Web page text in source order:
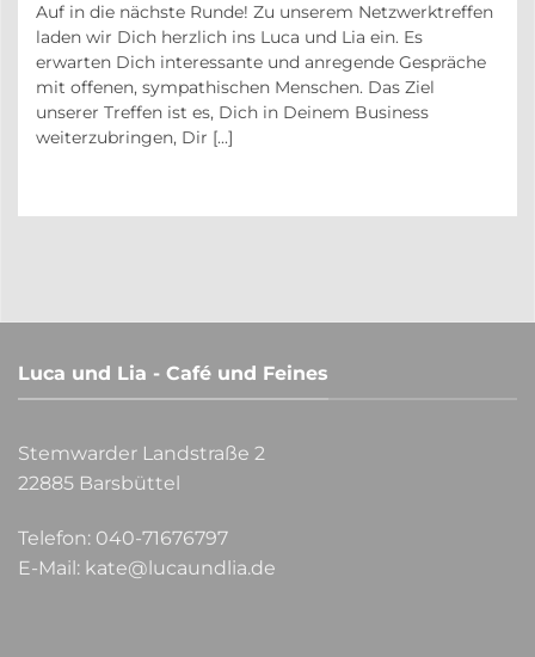
Auf in die nächste Runde! Zu unserem Netzwerktreffen
laden wir Dich herzlich ins Luca und Lia ein. Es
erwarten Dich interessante und anregende Gespräche
mit offenen, sympathischen Menschen. Das Ziel
unserer Treffen ist es, Dich in Deinem Business
weiterzubringen, Dir [...]
Luca und Lia - Café und Feines
Stemwarder Landstraße 2
22885 Barsbüttel
Telefon: 040-71676797
E-Mail: kate@lucaundlia.de